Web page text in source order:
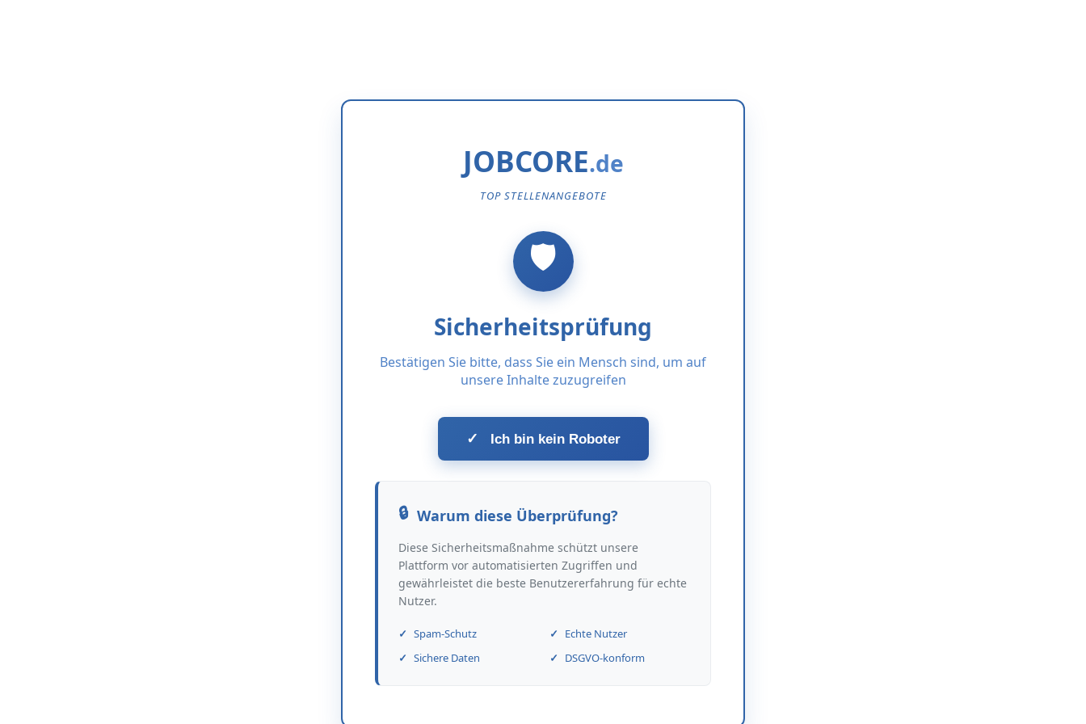
JOBCORE
TOP STELLENANGEBOTE
Sicherheitsprüfung
Bestätigen Sie bitte, dass Sie ein Mensch sind, um auf
unsere Inhalte zuzugreifen
✓ Ich bin kein Roboter
Warum diese Überprüfung?
Diese Sicherheitsmaßnahme schützt unsere
Plattform vor automatisierten Zugriffen und
gewährleistet die beste Benutzererfahrung für echte
Nutzer.
Spam-Schutz
Echte Nutzer
Sichere Daten
DSGVO-konform